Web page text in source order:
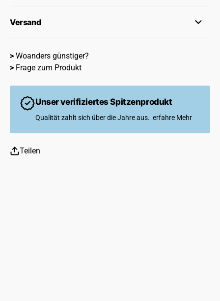
Versand
> Woanders günstiger?
> Frage zum Produkt
Unser verifiziertes Spitzenprodukt
Qualität zahlt sich über die Jahre aus. erfahre Mehr
Teilen